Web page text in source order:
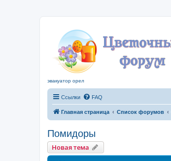
эвакуатор орел
Ссылки FAQ
Главная страница Список форумов
Помидоры
Новая тема